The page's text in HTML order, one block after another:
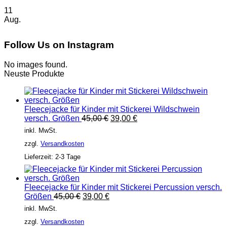
11
Aug.
Follow Us on Instagram
No images found.
Neuste Produkte
Fleecejacke für Kinder mit Stickerei Wildschwein
versch. Größen 45,00€ Ursprünglicher
39,00 €Aktueller
inkl. MwSt.
zzgl. Versandkosten
Lieferzeit: 2-3 Tage
Fleecejacke für Kinder mit Stickerei Percussion versch.
Größen 45,00€ Ursprünglicher
45,00 €
39,00 €Aktueller
inkl. MwSt.
zzgl. Versandkosten